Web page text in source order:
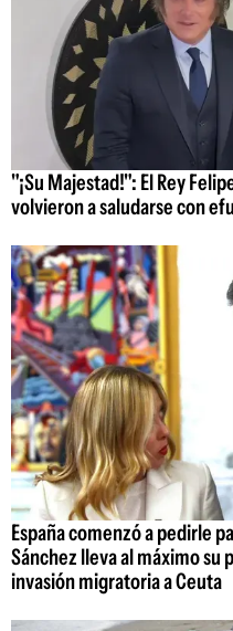
"¡Su Majestad!": El Rey
volvieron a saludarse con
España comenzó a pedirle
Sánchez lleva al máximo su
invasión migratoria a Ceuta